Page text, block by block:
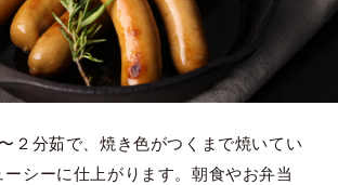
２分茹で、焼き色がつくまで焼いてい
ーシーに仕上がります。朝食やお弁当